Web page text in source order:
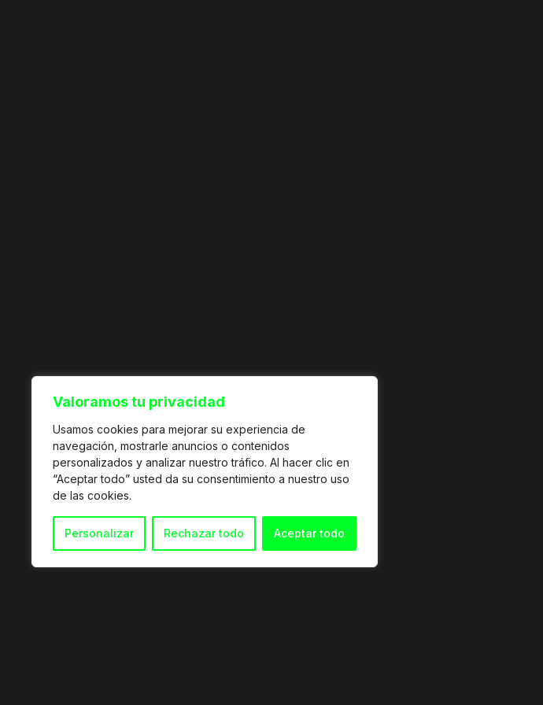
Valoramos tu privacidad
Usamos cookies para mejorar su experiencia de
navegación, mostrarle anuncios o contenidos
personalizados y analizar nuestro tráfico. Al hacer clic en
“Aceptar todo” usted da su consentimiento a nuestro uso
de las cookies.
Personalizar Rechazar todo Aceptar todo